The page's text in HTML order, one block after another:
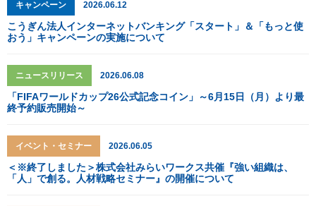
キャンペーン 2026.06.12
こうぎん法人インターネットバンキング「スタート」＆「もっと使
おう」キャンペーンの実施について
ニュースリリース 2026.06.08
「FIFAワールドカップ26公式記念コイン」～6月15日（月）より最
終予約販売開始～
イベント・セミナー 2026.06.05
＜※終了しました＞株式会社みらいワークス共催『強い組織は、
「人」で創る。人材戦略セミナー』の開催について